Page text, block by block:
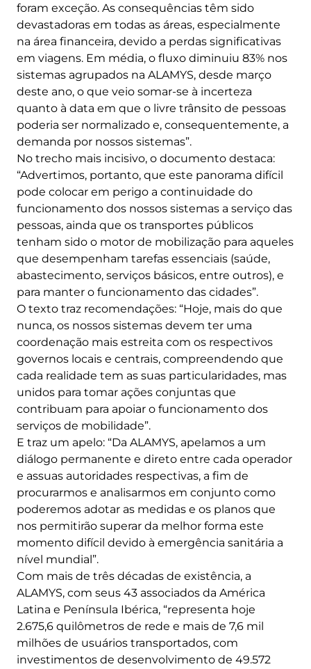
foram exceção. As consequências têm sido
devastadoras em todas as áreas, especialmente
na área financeira, devido a perdas significativas
em viagens. Em média, o fluxo diminuiu 83% nos
sistemas agrupados na ALAMYS, desde março
deste ano, o que veio somar-se à incerteza
quanto à data em que o livre trânsito de pessoas
poderia ser normalizado e, consequentemente, a
demanda por nossos sistemas”.
No trecho mais incisivo, o documento destaca:
“Advertimos, portanto, que este panorama difícil
pode colocar em perigo a continuidade do
funcionamento dos nossos sistemas a serviço das
pessoas, ainda que os transportes públicos
tenham sido o motor de mobilização para aqueles
que desempenham tarefas essenciais (saúde,
abastecimento, serviços básicos, entre outros), e
para manter o funcionamento das cidades”.
O texto traz recomendações: “Hoje, mais do que
nunca, os nossos sistemas devem ter uma
coordenação mais estreita com os respectivos
governos locais e centrais, compreendendo que
cada realidade tem as suas particularidades, mas
unidos para tomar ações conjuntas que
contribuam para apoiar o funcionamento dos
serviços de mobilidade”.
E traz um apelo: “Da ALAMYS, apelamos a um
diálogo permanente e direto entre cada operador
e assuas autoridades respectivas, a fim de
procurarmos e analisarmos em conjunto como
poderemos adotar as medidas e os planos que
nos permitirão superar da melhor forma este
momento difícil devido à emergência sanitária a
nível mundial”.
Com mais de três décadas de existência, a
ALAMYS, com seus 43 associados da América
Latina e Península Ibérica, “representa hoje
2.675,6 quilômetros de rede e mais de 7,6 mil
milhões de usuários transportados, com
investimentos de desenvolvimento de 49.572